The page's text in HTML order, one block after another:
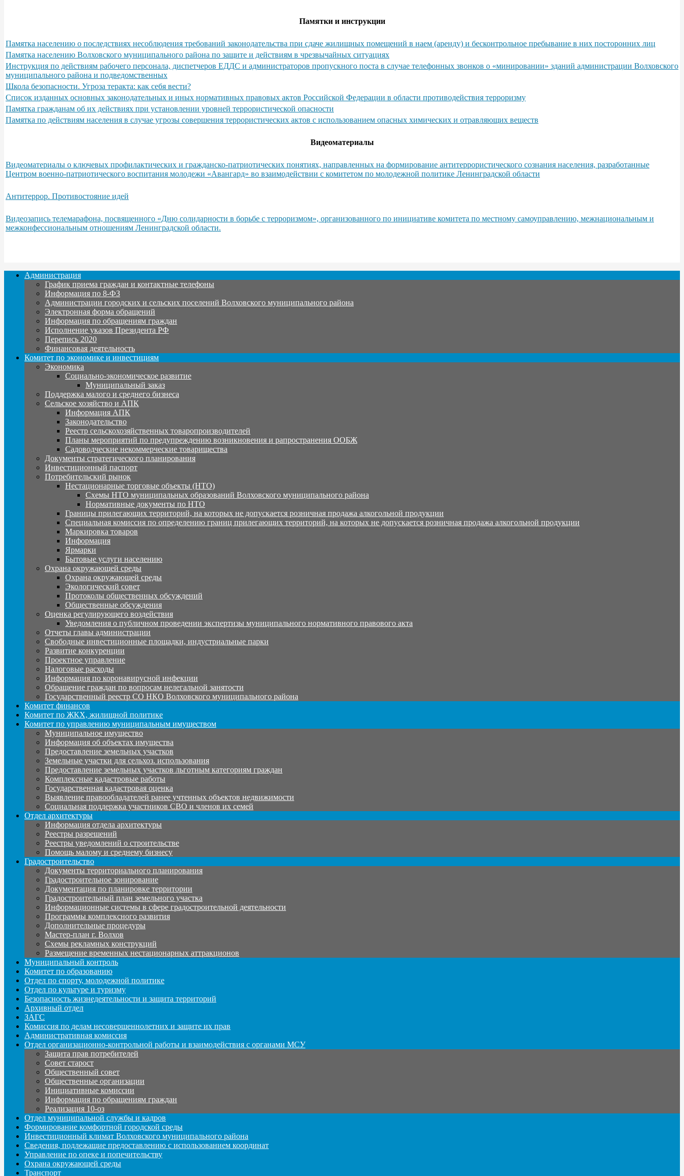
Памятки и инструкции
Памятка населению о последствиях несоблюдения требований законодательства при сдаче жилищных помещений в наем (аренду) и бесконтрольное пребывание в них посторонних лиц
Памятка населению Волховского муниципального района по защите и действиям в чрезвычайных ситуациях
Инструкция по действиям рабочего персонала, диспетчеров ЕДДС и администраторов пропускного поста в случае телефонных звонков о «минировании» зданий администрации Волховского
муниципального района и подведомственных
Школа безопасности. Угроза теракта: как себя вести?
Список изданных основных законодательных и иных нормативных правовых актов Российской Федерации в области противодействия терроризму
Памятка гражданам об их действиях при установлении уровней террористической опасности
Памятка по действиям населения в случае угрозы совершения террористических актов с использованием опасных химических и отравляющих веществ
Видеоматериалы
Видеоматериалы о ключевых профилактических и гражданско-патриотических понятиях, направленных на формирование антитеррористического сознания населения, разработанные
Центром военно-патриотического воспитания молодежи «Авангард» во взаимодействии с комитетом по молодежной политике Ленинградской области
Антитеррор. Противостояние идей
Видеозапись телемарафона, посвященного «Дню солидарности в борьбе с терроризмом», организованного по инициативе комитета по местному самоуправлению, межнациональным и
межконфессиональным отношениям Ленинградской области.
Администрация
График приема граждан и контактные телефоны
Информация по 8-ФЗ
Администрации городских и сельских поселений Волховского муниципального района
Электронная форма обращений
Информация по обращениям граждан
Исполнение указов Президента РФ
Перепись 2020
Финансовая деятельность
Комитет по экономике и инвестициям
Экономика
Социально-экономическое развитие
Муниципальный заказ
Поддержка малого и среднего бизнеса
Сельское хозяйство и АПК
Информация АПК
Законодательство
Реестр сельскохозяйственных товаропроизводителей
Планы мероприятий по предупреждению возникновения и рапространения ООБЖ
Садоводческие некоммерческие товарищества
Документы стратегического планирования
Инвестиционный паспорт
Потребительский рынок
Нестационарные торговые объекты (НТО)
Схемы НТО муниципальных образований Волховского муниципального района
Нормативные документы по НТО
Границы прилегающих территорий, на которых не допускается розничная продажа алкогольной продукции
Специальная комиссия по определению границ прилегающих территорий, на которых не допускается розничная продажа алкогольной продукции
Маркировка товаров
Информация
Ярмарки
Бытовые услуги населению
Охрана окружающей среды
Охрана окружающей среды
Экологический совет
Протоколы общественных обсуждений
Общественные обсуждения
Оценка регулирующего воздействия
Уведомления о публичном проведении экспертизы муниципального нормативного правового акта
Отчеты главы администрации
Свободные инвестиционные площадки, индустриальные парки
Развитие конкуренции
Проектное управление
Налоговые расходы
Информация по коронавирусной инфекции
Обращение граждан по вопросам нелегальной занятости
Государственный реестр СО НКО Волховского муниципального района
Комитет финансов
Комитет по ЖКХ, жилищной политике
Комитет по управлению муниципальным имуществом
Муниципальное имущество
Информация об объектах имущества
Предоставление земельных участков
Земельные участки для сельхоз. использования
Предоставление земельных участков льготным категориям граждан
Комплексные кадастровые работы
Государственная кадастровая оценка
Выявление правообладателей ранее учтенных объектов недвижимости
Социальная поддержка участников СВО и членов их семей
Отдел архитектуры
Информация отдела архитектуры
Реестры разрешений
Реестры уведомлений о строительстве
Помощь малому и среднему бизнесу
Градостроительство
Документы территориального планирования
Градостроительное зонирование
Документация по планировке территории
Градостроительный план земельного участка
Информационные системы в сфере градостроительной деятельности
Программы комплексного развития
Дополнительные процедуры
Мастер-план г. Волхов
Схемы рекламных конструкций
Размещение временных нестационарных аттракционов
Муниципальный контроль
Комитет по образованию
Отдел по спорту, молодежной политике
Отдел по культуре и туризму
Безопасность жизнедеятельности и защита территорий
Архивный отдел
ЗАГС
Комиссия по делам несовершеннолетних и защите их прав
Административная комиссия
Отдел организационно-контрольной работы и взаимодействия с органами МСУ
Защита прав потребителей
Совет старост
Общественный совет
Общественные организации
Инициативные комиссии
Информация по обращениям граждан
Реализация 10-оз
Отдел муниципальной службы и кадров
Формирование комфортной городской среды
Инвестиционный климат Волховского муниципального района
Сведения, подлежащие предоставлению с использованием координат
Управление по опеке и попечительству
Охрана окружающей среды
Транспорт